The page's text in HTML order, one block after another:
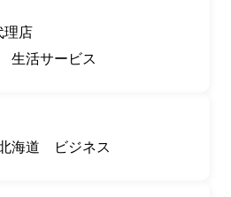
理店
生活サービス
海道 ビジネス